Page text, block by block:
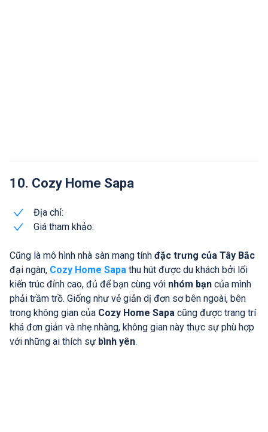
10. Cozy Home Sapa
Địa chỉ:
Giá tham khảo:
Cũng là mô hình nhà sàn mang tính đặc trưng của Tây Bắc
đại ngàn, Cozy Home Sapa thu hút được du khách bởi lối
kiến trúc đỉnh cao, đủ để bạn cùng với nhóm bạn của mình
phải trầm trồ. Giống như vẻ giản dị đơn sơ bên ngoài, bên
trong không gian của Cozy Home Sapa cũng được trang trí
khá đơn giản và nhẹ nhàng, không gian này thực sự phù hợp
với những ai thích sự bình yên.